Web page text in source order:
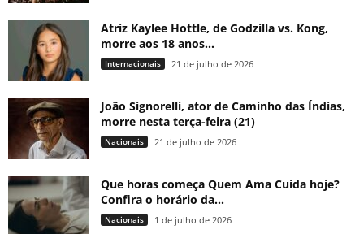
Atriz Kaylee Hottle, de Godzilla vs. Kong,
morre aos 18 anos...
Internacionais 21 de julho de 2026
João Signorelli, ator de Caminho das Índias,
morre nesta terça-feira (21)
Nacionais 21 de julho de 2026
Que horas começa Quem Ama Cuida hoje?
Confira o horário da...
Nacionais 1 de julho de 2026